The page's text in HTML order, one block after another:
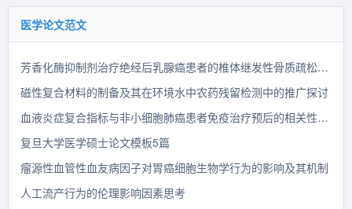
医学论文范文
芳香化酶抑制剂治疗绝经后乳腺癌患者的椎体继发性骨质疏松性骨折风险预测分析
磁性复合材料的制备及其在环境水中农药残留检测中的推广探讨
血液炎症复合指标与非小细胞肺癌患者免疫治疗预后的相关性探讨
复旦大学医学硕士论文模板5篇
瘤源性血管性血友病因子对胃癌细胞生物学行为的影响及其机制
人工流产行为的伦理影响因素思考